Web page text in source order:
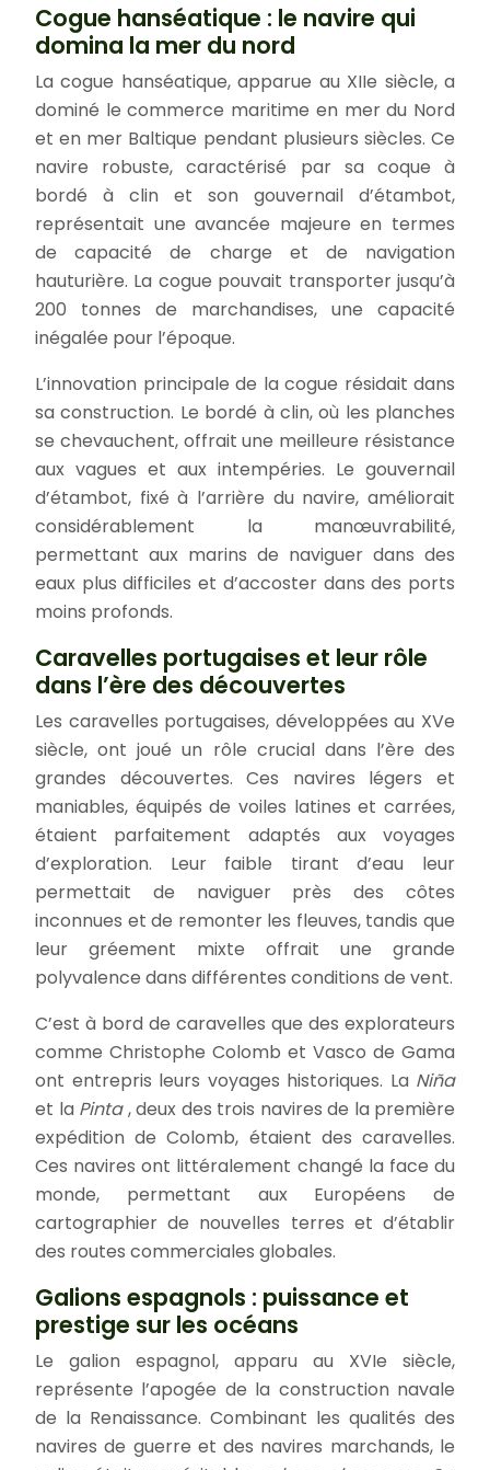
Cogue hanséatique : le navire qui
domina la mer du nord
La cogue hanséatique, apparue au XIIe siècle, a
dominé le commerce maritime en mer du Nord
et en mer Baltique pendant plusieurs siècles. Ce
navire robuste, caractérisé par sa coque à
bordé à clin et son gouvernail d’étambot,
représentait une avancée majeure en termes
de capacité de charge et de navigation
hauturière. La cogue pouvait transporter jusqu’à
200 tonnes de marchandises, une capacité
inégalée pour l’époque.
L’innovation principale de la cogue résidait dans
sa construction. Le bordé à clin, où les planches
se chevauchent, offrait une meilleure résistance
aux vagues et aux intempéries. Le gouvernail
d’étambot, fixé à l’arrière du navire, améliorait
considérablement la manœuvrabilité,
permettant aux marins de naviguer dans des
eaux plus difficiles et d’accoster dans des ports
moins profonds.
Caravelles portugaises et leur rôle
dans l’ère des découvertes
Les caravelles portugaises, développées au XVe
siècle, ont joué un rôle crucial dans l’ère des
grandes découvertes. Ces navires légers et
maniables, équipés de voiles latines et carrées,
étaient parfaitement adaptés aux voyages
d’exploration. Leur faible tirant d’eau leur
permettait de naviguer près des côtes
inconnues et de remonter les fleuves, tandis que
leur gréement mixte offrait une grande
polyvalence dans différentes conditions de vent.
C’est à bord de caravelles que des explorateurs
comme Christophe Colomb et Vasco de Gama
ont entrepris leurs voyages historiques. La Niña
et la Pinta, deux des trois navires de la première
expédition de Colomb, étaient des caravelles.
Ces navires ont littéralement changé la face du
monde, permettant aux Européens de
cartographier de nouvelles terres et d’établir
des routes commerciales globales.
Galions espagnols : puissance et
prestige sur les océans
Le galion espagnol, apparu au XVIe siècle,
représente l’apogée de la construction navale
de la Renaissance. Combinant les qualités des
navires de guerre et des navires marchands, le